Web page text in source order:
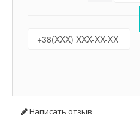
Написать отзыв